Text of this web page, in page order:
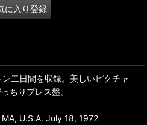
に入り登録
二日間を収録。美しいピクチャ
ちりプレス盤。
U.S.A. July 18, 1972